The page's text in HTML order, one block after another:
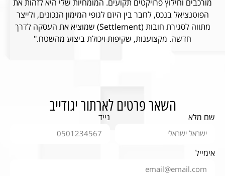
מורכבים וחילוץ פרויקטים תקועים. המומחיות שלי היא לזהות את
הפוטנציאל בנכס, לחבר בין היזם לגופי המימון הנכונים, ולייצר
מתווה לסגירת חובות (Settlement) שמוציא את העסקה לדרך
חדשה. מקצוענות, שקיפות ויכולת ביצוע מהשטח."
השאר פרטים לארתור יגודייב
שם מלא נייד
אימייל